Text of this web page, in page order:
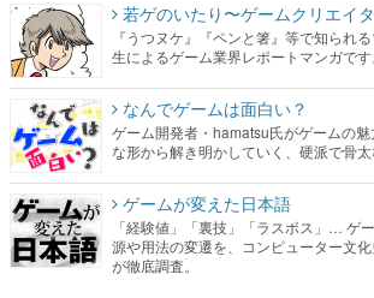
若ゲのいたり〜ゲームクリエイ
『うつヌケ』『ペンと箸』等で知られ
生によるゲーム業界レポートマンガです
なんでゲームは面白い？
ゲーム開発者・hamatsu氏がゲームの
な形から解き明かしていく、硬派で骨太
ゲームが変えた日本語
「経験値」「裏技」「ラスボス」… ゲ
源や用法の変遷を、コンピューター文
が徹底調査。